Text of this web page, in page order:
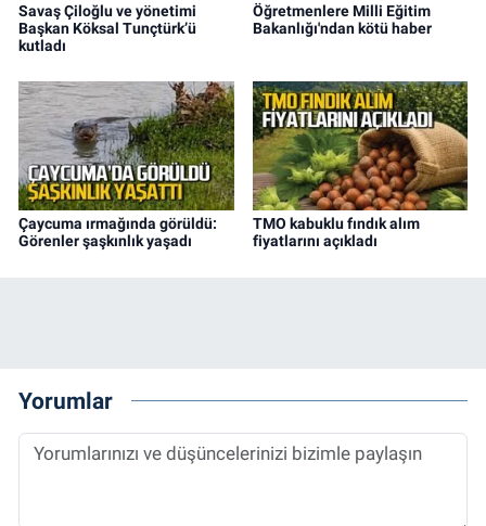
Savaş Çiloğlu ve yönetimi
Başkan Köksal Tunçtürk’ü
kutladı
Öğretmenlere Milli Eğitim
Bakanlığı'ndan kötü haber
Çaycuma ırmağında görüldü:
Görenler şaşkınlık yaşadı
TMO kabuklu fındık alım
fiyatlarını açıkladı
Yorumlar